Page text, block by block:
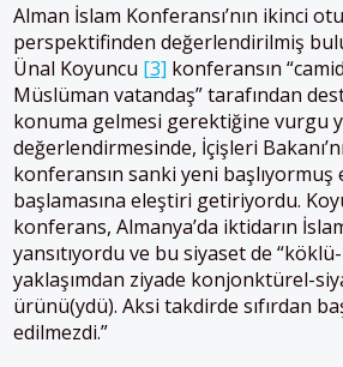
Alman İslam Konferansı’nın ikinci
perspektifinden değerlendirilmiş
Ünal Koyuncu [3] konferansın
Müslüman vatandaş” tarafından
konuma gelmesi gerektiğine vurgu
değerlendirmesinde, İçişleri
konferansın sanki yeni başlıyormuş
başlamasına eleştiri getiriyordu.
konferans, Almanya’da iktidarın
yansıtıyordu ve bu siyaset de
yaklaşımdan ziyade konjonktürel-
ürünü(ydü). Aksi takdirde sıfırdan
edilmezdi.”